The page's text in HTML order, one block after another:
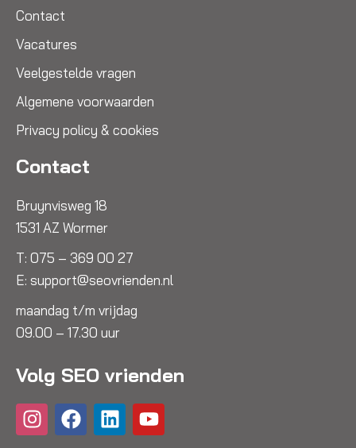
Contact
Vacatures
Veelgestelde vragen
Algemene voorwaarden
Privacy policy & cookies
Contact
Bruynvisweg 18
1531 AZ Wormer
T: 075 – 369 00 27
E: support@seovrienden.nl
maandag t/m vrijdag
09.00 – 17.30 uur
Volg SEO vrienden
I
n
F
a
L
i
Y
o